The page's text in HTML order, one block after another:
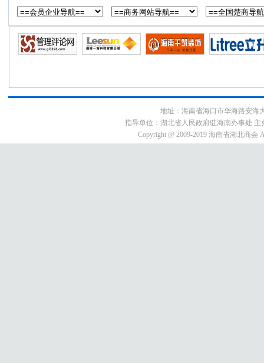
地址：海南省海口市华海路安海
指导单位：湖北省人民政府驻海南办事处
Copyright @ 2009-2019 海南省湖北商会